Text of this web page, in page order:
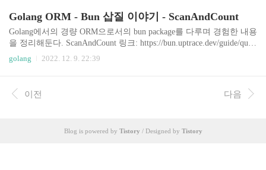
르는 것인가 싶다. Example code with comment 아래 코드와 코멘트로
설명을 마무리 한다. 전체 GitHub Repo: https://github.com/nicewook/b
un-orm-s..
Golang ORM - Bun 삽질 이야기 - ScanAndCount
Golang에서의 경량 ORM으로서의 bun package를 다루며 경험한 내용
을 정리해둔다. ScanAndCount 링크: https://bun.uptrace.dev/guide/quer
y-select.html#count-rows 데이터베이스를 다루며 query 로 리스트를
가져올 때에는 Offset, Limit 를 이용해 그 일부만을 가져와야 할 때
한다. bun 은 ScanAndCount() 기능을 제공한다. 이 매서드가 이쁜 것
은 이 지점이다. Offset, Limit가 적용되면서도 Count는 그것이 적용
golang 2022. 12. 9. 22:39
이전 다음
Blog is powered by Tistory / Designed by Tistory